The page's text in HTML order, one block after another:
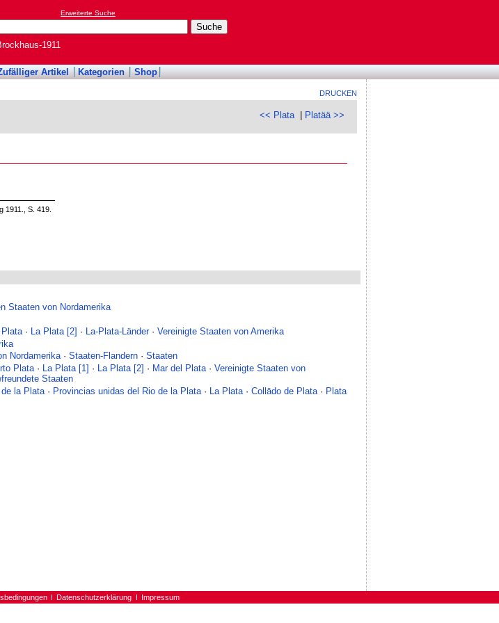
Erweiterte Suche
1911
Artikel Kategorien Shop
DRUCKEN
<< Plata| Platää >>
1911., S. 419.
Staaten von Nordamerika
Plata· La Plata [2] · La-Plata-Länder·Vereinigte Staaten von Amerika
Nordamerika·Staaten-Flandern ·Staaten
Plata· La Plata [1] · La Plata [2] · Mar del Plata·Vereinigte Staaten von
Staaten
de la Plata · Provincias unidas del Rio de la Plata · La Plata ·Collādo de Plata · Plata
Datenschutzerklärung Impressum